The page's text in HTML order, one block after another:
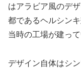
はアラビア風のデ
都であるヘルシン
当時の工場が建っ
デザイン自体はシ